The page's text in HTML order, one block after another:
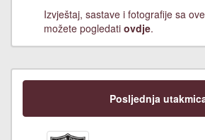
Izvještaj, sastave i fotografije sa
možete pogledati ovdje.
Posljednja